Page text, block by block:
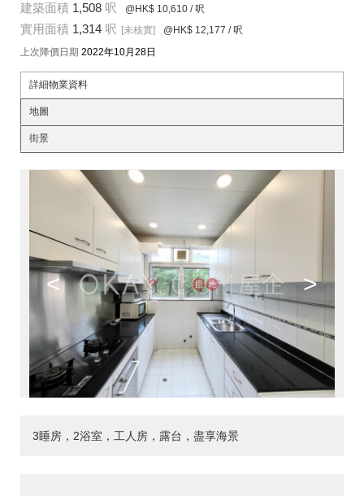
建築面積 1,508 呎 @HK$ 10,610 / 呎
實用面積 1,314 呎 [未核實] @HK$ 12,177 / 呎
上次降價日期 2022年10月28日
詳細物業資料
地圖
街景
< >
3睡房，2浴室，工人房，露台，盡享海景